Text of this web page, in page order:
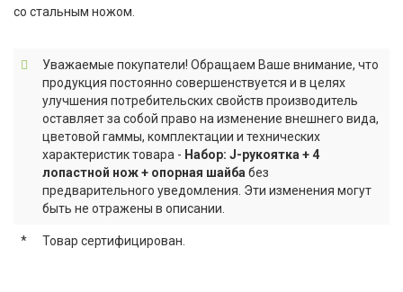
со стальным ножом.
Уважаемые покупатели! Обращаем Ваше внимание, что
продукция постоянно совершенствуется и в целях
улучшения потребительских свойств производитель
оставляет за собой право на изменение внешнего вида,
цветовой гаммы, комплектации и технических
характеристик товара - Набор: J-рукоятка + 4
лопастной нож + опорная шайба без
предварительного уведомления. Эти изменения могут
быть не отражены в описании.
* Товар сертифицирован.